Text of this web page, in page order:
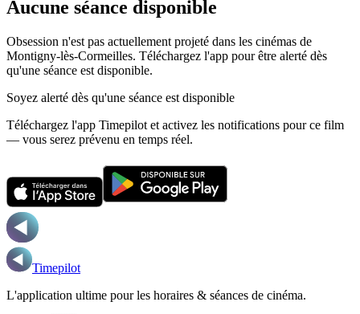
Aucune séance disponible
Obsession n'est pas actuellement projeté dans les cinémas de
Montigny-lès-Cormeilles. Téléchargez l'app pour être alerté dès
qu'une séance est disponible.
Soyez alerté dès qu'une séance est disponible
Téléchargez l'app Timepilot et activez les notifications pour ce film
— vous serez prévenu en temps réel.
Timepilot
L'application ultime pour les horaires & séances de cinéma.